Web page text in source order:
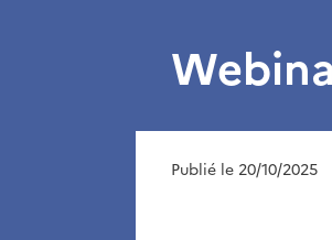
Publié le 20/10/2025